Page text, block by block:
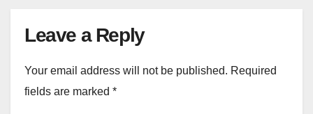
Leave a Reply
Your email address will not be published. Required
fields are marked *